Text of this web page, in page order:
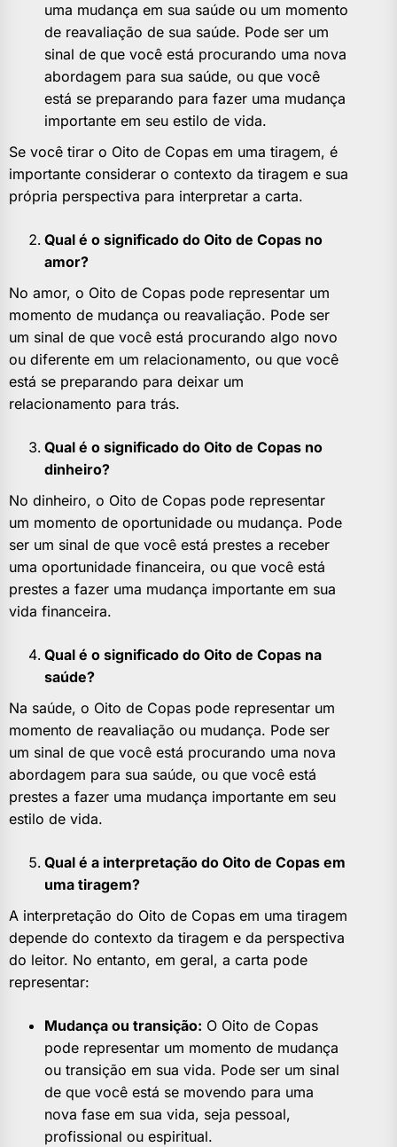
uma mudança em sua saúde ou um momento
de reavaliação de sua saúde. Pode ser um
sinal de que você está procurando uma nova
abordagem para sua saúde, ou que você
está se preparando para fazer uma mudança
importante em seu estilo de vida.
Se você tirar o Oito de Copas em uma tiragem, é
importante considerar o contexto da tiragem e sua
própria perspectiva para interpretar a carta.
Qual é o significado do Oito de Copas no
amor?
No amor, o Oito de Copas pode representar um
momento de mudança ou reavaliação. Pode ser
um sinal de que você está procurando algo novo
ou diferente em um relacionamento, ou que você
está se preparando para deixar um
relacionamento para trás.
Qual é o significado do Oito de Copas no
dinheiro?
No dinheiro, o Oito de Copas pode representar
um momento de oportunidade ou mudança. Pode
ser um sinal de que você está prestes a receber
uma oportunidade financeira, ou que você está
prestes a fazer uma mudança importante em sua
vida financeira.
Qual é o significado do Oito de Copas na
saúde?
Na saúde, o Oito de Copas pode representar um
momento de reavaliação ou mudança. Pode ser
um sinal de que você está procurando uma nova
abordagem para sua saúde, ou que você está
prestes a fazer uma mudança importante em seu
estilo de vida.
Qual é a interpretação do Oito de Copas em
uma tiragem?
A interpretação do Oito de Copas em uma tiragem
depende do contexto da tiragem e da perspectiva
do leitor. No entanto, em geral, a carta pode
representar:
Mudança ou transição: O Oito de Copas
pode representar um momento de mudança
ou transição em sua vida. Pode ser um sinal
de que você está se movendo para uma
nova fase em sua vida, seja pessoal,
profissional ou espiritual.